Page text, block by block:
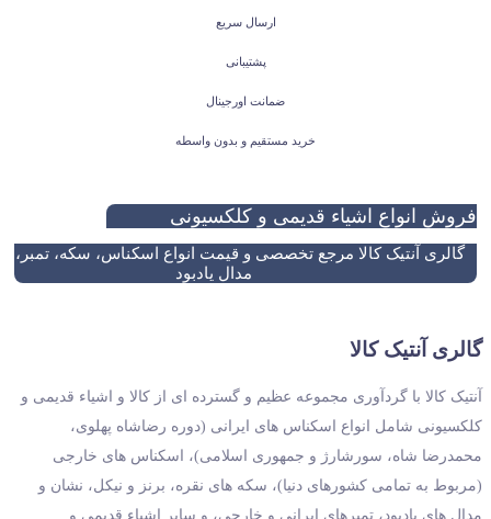
ارسال سریع
پشتیبانی
ضمانت اورجینال
خرید مستقیم و بدون واسطه
فروش انواع اشیاء قدیمی و کلکسیونی
گالری آنتیک کالا مرجع تخصصی و قیمت انواع اسکناس، سکه، تمبر،
مدال یادبود
گالری آنتیک کالا
آنتیک کالا با گردآوری مجموعه عظیم و گسترده ای از کالا و اشیاء قدیمی و
کلکسیونی شامل انواع اسکناس های ایرانی (دوره رضاشاه پهلوی،
محمدرضا شاه، سورشارژ و جمهوری اسلامی)، اسکناس های خارجی
(مربوط به تمامی کشورهای دنیا)، سکه های نقره، برنز و نیکل، نشان و
مدال های یادبود، تمبرهای ایرانی و خارجی، و سایر اشیاء قدیمی و